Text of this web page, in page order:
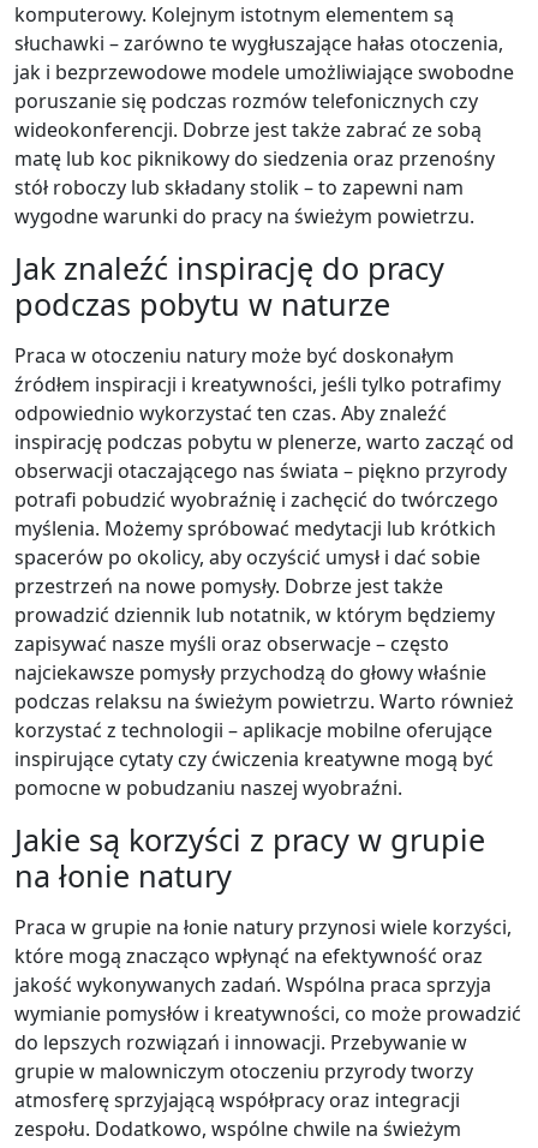
komputerowy. Kolejnym istotnym elementem są
słuchawki – zarówno te wygłuszające hałas otoczenia,
jak i bezprzewodowe modele umożliwiające swobodne
poruszanie się podczas rozmów telefonicznych czy
wideokonferencji. Dobrze jest także zabrać ze sobą
matę lub koc piknikowy do siedzenia oraz przenośny
stół roboczy lub składany stolik – to zapewni nam
wygodne warunki do pracy na świeżym powietrzu.
Jak znaleźć inspirację do pracy
podczas pobytu w naturze
Praca w otoczeniu natury może być doskonałym
źródłem inspiracji i kreatywności, jeśli tylko potrafimy
odpowiednio wykorzystać ten czas. Aby znaleźć
inspirację podczas pobytu w plenerze, warto zacząć od
obserwacji otaczającego nas świata – piękno przyrody
potrafi pobudzić wyobraźnię i zachęcić do twórczego
myślenia. Możemy spróbować medytacji lub krótkich
spacerów po okolicy, aby oczyścić umysł i dać sobie
przestrzeń na nowe pomysły. Dobrze jest także
prowadzić dziennik lub notatnik, w którym będziemy
zapisywać nasze myśli oraz obserwacje – często
najciekawsze pomysły przychodzą do głowy właśnie
podczas relaksu na świeżym powietrzu. Warto również
korzystać z technologii – aplikacje mobilne oferujące
inspirujące cytaty czy ćwiczenia kreatywne mogą być
pomocne w pobudzaniu naszej wyobraźni.
Jakie są korzyści z pracy w grupie
na łonie natury
Praca w grupie na łonie natury przynosi wiele korzyści,
które mogą znacząco wpłynąć na efektywność oraz
jakość wykonywanych zadań. Wspólna praca sprzyja
wymianie pomysłów i kreatywności, co może prowadzić
do lepszych rozwiązań i innowacji. Przebywanie w
grupie w malowniczym otoczeniu przyrody tworzy
atmosferę sprzyjającą współpracy oraz integracji
zespołu. Dodatkowo, wspólne chwile na świeżym